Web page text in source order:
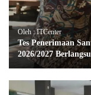
Oleh : ITCenter
Tes Penerimaan
2026/2027